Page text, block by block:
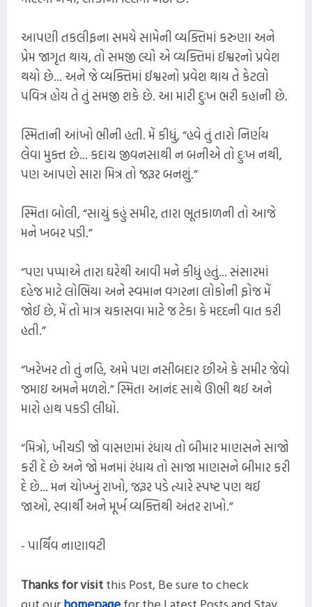
આપણી તકલીફના સમયે સામેની વ્યક્તિમાં કરુણા અને
પ્રેમ જાગૃત થાય, તો સમજી લ્યો એ વ્યક્તિમાં ઈશ્વરનો પ્રવેશ
થયો છે... અને જે વ્યક્તિમાં ઈશ્વરનો પ્રવેશ થાય તે કેટલો
પવિત્ર હોય તે તું સમજી શકે છે. આ મારી દુઃખ ભરી કહાની છે.
સ્મિતાની આંખો ભીની હતી. મેં કીધું, “હવે તું તારો નિર્ણય
લેવા મુક્ત છે... કદાચ જીવનસાથી ન બનીએ તો દુઃખ નથી,
પણ આપણે સારા મિત્ર તો જરૂર બનશું.”
સ્મિતા બોલી, “સાચું કહું સમીર, તારા ભૂતકાળની તો આજે
મને ખબર પડી.”
“પણ પપ્પાએ તારા ઘરેથી આવી મને કીધું હતું... સંસારમાં
દહેજ માટે લોભિયા અને સ્વમાન વગરના લોકોની ફોજ મેં
જોઈ છે, મેં તો માત્ર ચકાસવા માટે જ ટેકા કે મદદની વાત કરી
હતી.”
“ખરેખર તો તું નહિ, અમે પણ નસીબદાર છીએ કે સમીર જેવો
જમાઇ અમને મળશે.” સ્મિતા આનંદ સાથે ઊભી થઈ અને
મારો હાથ પકડી લીધો.
“મિત્રો, ખીચડી જો વાસણમાં રંધાય તો બીમાર માણસને સાજો
કરી દે છે અને જો મનમાં રંધાય તો સાજા માણસને બીમાર કરી
દે છે... મન ચોખ્ખું રાખો, જરૂર પડે ત્યારે સ્પષ્ટ પણ થઈ
જાઓ, સ્વાર્થી અને મૂર્ખ વ્યક્તિથી અંતર રાખો.”
- પાર્થિવ નાણાવટી
Thanks for visitthis Post,Be sure to check